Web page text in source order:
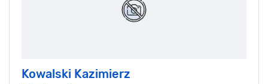
Kowalski Kazimierz